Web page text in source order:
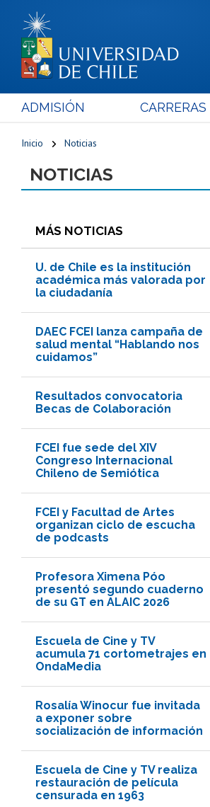
ADMISIÓN CARRERAS
Inicio Noticias
NOTICIAS
MÁS NOTICIAS
U. de Chile es la institución
académica más valorada por
la ciudadanía
DAEC FCEI lanza campaña de
salud mental “Hablando nos
cuidamos”
Resultados convocatoria
Becas de Colaboración
FCEI fue sede del XIV
Congreso Internacional
Chileno de Semiótica
FCEI y Facultad de Artes
organizan ciclo de escucha
de podcasts
Profesora Ximena Póo
presentó segundo cuaderno
de su GT en ALAIC 2026
Escuela de Cine y TV
acumula 71 cortometrajes en
OndaMedia
Rosalía Winocur fue invitada
a exponer sobre
socialización de información
Escuela de Cine y TV realiza
restauración de película
censurada en 1963